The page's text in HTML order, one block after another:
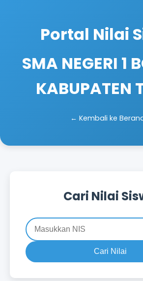
Portal Nilai
SMA NEGERI 1
KABUPATEN
← Kembali ke
Cari Nilai
Cari Nilai